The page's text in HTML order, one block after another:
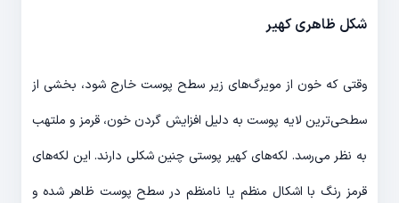
شکل ظاهری کهیر
وقتی که خون از مویرگ‌های زیر سطح پوست خارج شود، بخشی از
سطحی‌ترین لایه پوست به دلیل افزایش گردن خون، قرمز و ملتهب
به نظر می‌رسد. لکه‌های کهیر پوستی چنین شکلی دارند. این لکه‌های
قرمز رنگ با اشکال منظم یا نامنظم در سطح پوست ظاهر شده و